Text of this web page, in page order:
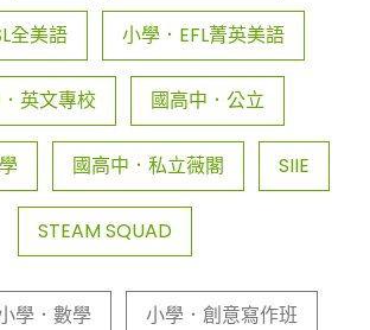
全美語 小學．EFL菁英美語
英文專校 國高中．公立
國高中．私立薇閣 SIIE
STEAM SQUAD
學．數學 小學．創意寫作班